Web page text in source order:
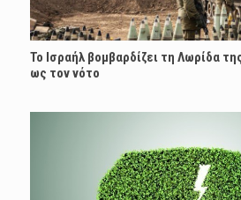
Το Ισραήλ βομβαρδίζει τη Λωρίδα
ως τον νότο